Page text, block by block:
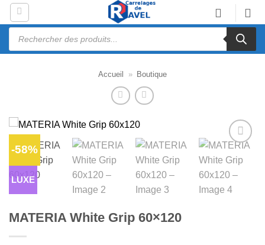
Passer
contenu
Recherche
Accueil » Boutique
-58%
LUXE
Ajouter
à la liste
d’envies
MATERIA White Grip 60×120